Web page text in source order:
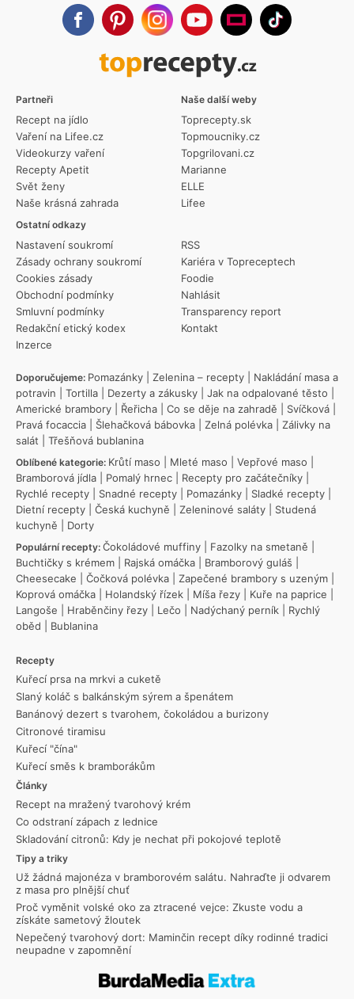
Partneři
Recept na jídlo
Vaření na Lifee.cz
Videokurzy vaření
Recepty Apetit
Svět ženy
Naše krásná zahrada
Ostatní odkazy
Nastavení soukromí
Zásady ochrany soukromí
Cookies zásady
Obchodní podmínky
Smluvní podmínky
Redakční etický kodex
Inzerce
RSS
Kariéra v Topreceptech
Foodie
Nahlásit
Transparency report
Kontakt
Naše další weby
Toprecepty.sk
Topmoucniky.cz
Topgrilovani.cz
Marianne
ELLE
Lifee
Doporučujeme: Pomazánky Zelenina – recepty
Nakládání masa a
potravin
Tortilla Dezerty a zákusky Jak na odpalované těsto
Americké brambory
Řeřicha Co se děje na zahradě Svíčková
Pravá focaccia
Šlehačková bábovka Zelná polévka
Zálivky na
salát
Třešňová bublanina
Oblíbené kategorie: Krůtí maso Mleté maso Vepřové maso
Bramborová jídla
Pomalý hrnec Recepty pro začátečníky
Rychlé recepty
Snadné recepty Pomazánky Sladké recepty
Dietní recepty
Česká kuchyně Zeleninové saláty
Studená
kuchyně
Dorty
Populární recepty: Čokoládové muffiny Fazolky na smetaně
Buchtičky s krémem
Rajská omáčka Bramborový guláš
Cheesecake
Čočková polévka Zapečené brambory s uzeným
Koprová omáčka
Holandský řízek Míša řezy Kuře na paprice
Langoše
Hraběnčiny řezy Lečo Nadýchaný perník
Rychlý
oběd
Bublanina
Recepty
Kuřecí prsa na mrkvi a cuketě
Slaný koláč s balkánským sýrem a špenátem
Banánový dezert s tvarohem, čokoládou a burizony
Citronové tiramisu
Kuřecí "čína"
Kuřecí směs k bramborákům
Články
Recept na mražený tvarohový krém
Co odstraní zápach z lednice
Skladování citronů: Kdy je nechat při pokojové teplotě
Tipy a triky
Už žádná majonéza v bramborovém salátu. Nahraďte ji odvarem
z masa pro plnější chuť
Proč vyměnit volské oko za ztracené vejce: Zkuste vodu a
získáte sametový žloutek
Nepečený tvarohový dort: Maminčin recept díky rodinné tradici
neupadne v zapomnění